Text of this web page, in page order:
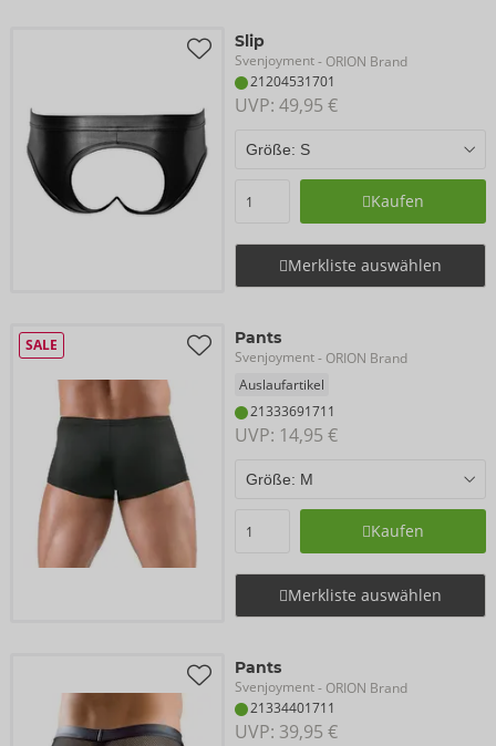
Slip
Svenjoyment- ORION Brand
21204531701
UVP: 49,95 €
Kaufen
Merkliste auswählen
SALE Pants
Svenjoyment- ORION Brand
Auslaufartikel
21333691711
UVP: 14,95 €
Kaufen
Merkliste auswählen
Pants
Svenjoyment- ORION Brand
21334401711
UVP: 39,95 €